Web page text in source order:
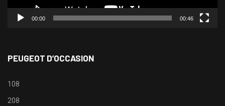
00:00 00:46
PEUGEOT D’OCCASION
108
208